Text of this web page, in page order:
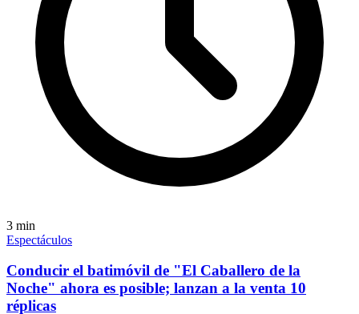
3 min
Espectáculos
Conducir el batimóvil de "El Caballero de la
Noche" ahora es posible; lanzan a la venta 10
réplicas